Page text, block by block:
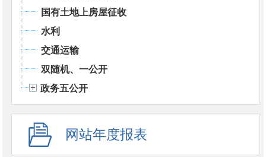
国有土地上房屋征收
水利
交通运输
双随机、一公开
政务五公开
网站年度报表